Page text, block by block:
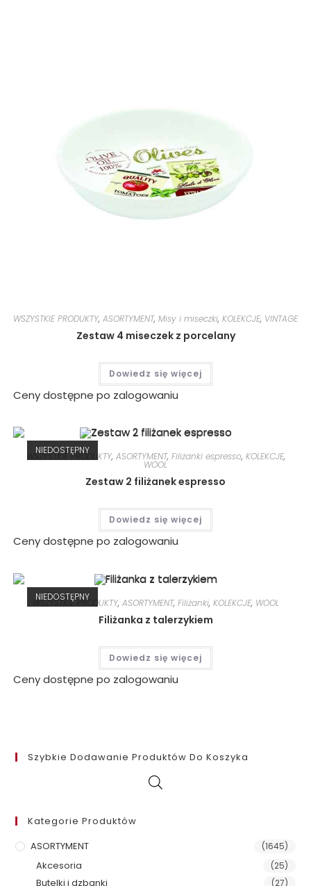
WSZYSTKIE PRODUKTY, ASORTYMENT, Misy i miseczki, KOLEKCJE, VINTAGE
Zestaw 4 miseczek z porcelany
Dowiedz się więcej
Ceny dostępne po zalogowaniu
NIEDOSTĘPNY
WSZYSTKIE PRODUKTY, ASORTYMENT, Filiżanki espresso, KOLEKCJE,
WOOL
Zestaw 2 filiżanek espresso
Dowiedz się więcej
Ceny dostępne po zalogowaniu
NIEDOSTĘPNY
WSZYSTKIE PRODUKTY, ASORTYMENT, Filiżanki, KOLEKCJE, WOOL
Filiżanka z talerzykiem
Dowiedz się więcej
Ceny dostępne po zalogowaniu
Szybkie Dodawanie Produktów Do Koszyka
Kategorie Produktów
ASORTYMENT
(1645)
Akcesoria (25)
Butelki i dzbanki (27)